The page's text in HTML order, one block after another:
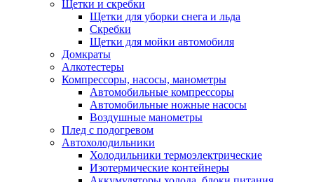
Щетки и скребки
Щетки для уборки снега и льда
Скребки
Щетки для мойки автомобиля
Домкраты
Алкотестеры
Компрессоры, насосы, манометры
Автомобильные компрессоры
Автомобильные ножные насосы
Воздушные манометры
Плед с подогревом
Автохолодильники
Холодильники термоэлектрические
Изотермические контейнеры